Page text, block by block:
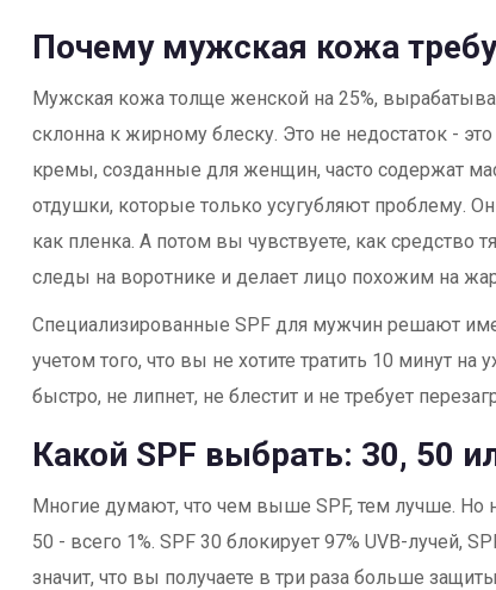
Почему мужская кожа
Мужская кожа толще женской на 25%,
склонна к жирному блеску. Это не недостаток -
кремы, созданные для женщин, часто содержат
отдушки, которые только усугубляют проблему.
как пленка. А потом вы чувствуете, как средство
следы на воротнике и делает лицо похожим на
Специализированные SPF для мужчин решают
учетом того, что вы не хотите тратить 10 минут на
быстро, не липнет, не блестит и не требует
Какой SPF выбрать: 30, 50
Многие думают, что чем выше SPF, тем лучше. Но
50 - всего 1%. SPF 30 блокирует 97% UVB-лучей,
значит, что вы получаете в три раза больше